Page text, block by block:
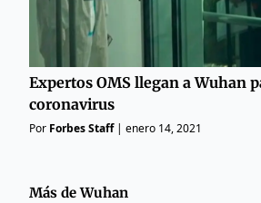
Expertos OMS llegan a Wuhan
coronavirus
Por Forbes Staff| enero 14, 2021
Más deWuhan